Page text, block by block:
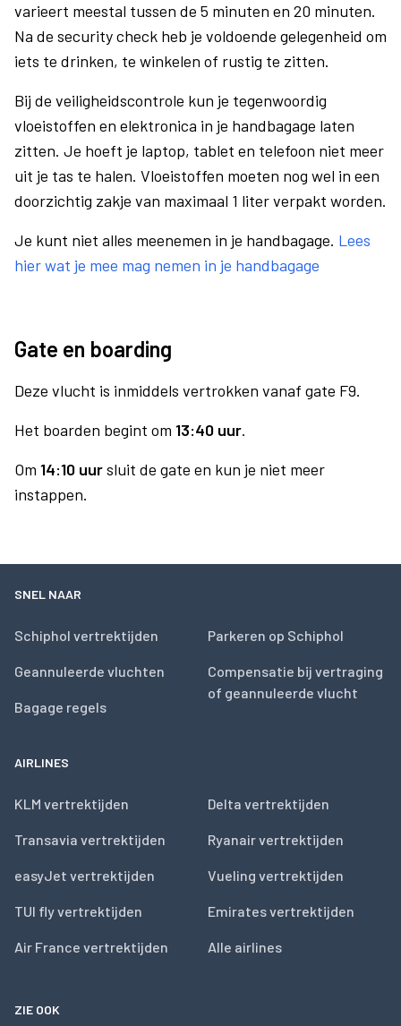
varieert meestal tussen de 5 minuten en 20 minuten.
Na de security check heb je voldoende gelegenheid om
iets te drinken, te winkelen of rustig te zitten.
Bij de veiligheidscontrole kun je tegenwoordig
vloeistoffen en elektronica in je handbagage laten
zitten. Je hoeft je laptop, tablet en telefoon niet meer
uit je tas te halen. Vloeistoffen moeten nog wel in een
doorzichtig zakje van maximaal 1 liter verpakt worden.
Je kunt niet alles meenemen in je handbagage. Lees
hier wat je mee mag nemen in je handbagage
Gate en boarding
Deze vlucht is inmiddels vertrokken vanaf gate F9.
Het boarden begint om 13:40 uur.
Om 14:10 uursluit de gate en kun je niet meer
instappen.
SNEL NAAR
Schiphol vertrektijden
Geannuleerde vluchten
Bagage regels
Parkeren op Schiphol
Compensatie bij vertraging
of geannuleerde vlucht
AIRLINES
KLM vertrektijden
Transavia vertrektijden
easyJet vertrektijden
TUI fly vertrektijden
Air France vertrektijden
Delta vertrektijden
Ryanair vertrektijden
Vueling vertrektijden
Emirates vertrektijden
Alle airlines
ZIE OOK